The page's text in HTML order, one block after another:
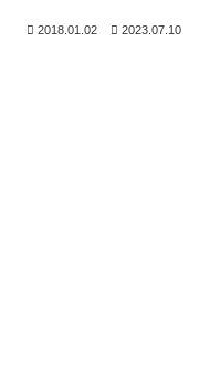
2018.01.02 2023.07.10